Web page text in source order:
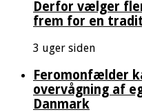
Derfor vælger
frem for en
3 uger siden
Feromonfælder
overvågning af
Danmark